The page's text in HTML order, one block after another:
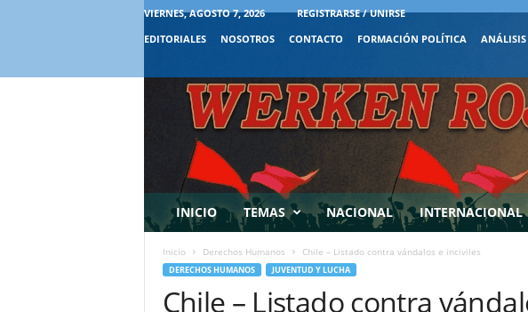
VIERNES, AGOSTO 7, 2026
REGISTRARSE / UNIRSE
EDITORIALES
NOSOTROS CONTACTO FORMACIÓN POLÍTICA ANÁLISIS
INICIO TEMAS NACIONAL INTERNACIONAL
Inicio Derechos Humanos Chile – Listado contra vándalos e inciviles
DERECHOS HUMANOS JUVENTUD Y LUCHA
Chile – Listado contra